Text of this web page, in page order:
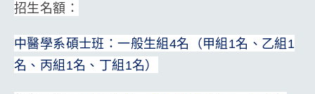
招生名額：
中醫學系碩士班：一般生組4名（甲組1名、乙組1
名、丙組1名、丁組1名）